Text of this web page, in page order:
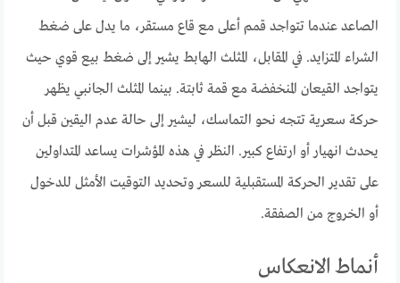
الصاعد عندما تتواجد قمم أعلى مع قاع مستقر، ما يدل على ضغط
الشراء المتزايد. في المقابل، المثلث الهابط يشير إلى ضغط بيع قوي حيث
يتواجد القيعان المنخفضة مع قمة ثابتة. بينما المثلث الجانبي يظهر
حركة سعرية تتجه نحو التماسك، ليشير إلى حالة عدم اليقين قبل أن
يحدث انهيار أو ارتفاع كبير. النظر في هذه المؤشرات يساعد المتداولين
على تقدير الحركة المستقبلية للسعر وتحديد التوقيت الأمثل للدخول
أو الخروج من الصفقة.
أنماط الانعكاس